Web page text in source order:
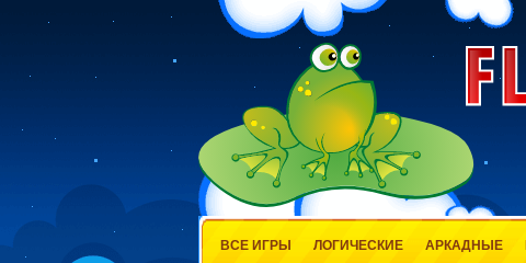
ВСЕ ИГРЫ ЛОГИЧЕСКИЕ АРКАДНЫЕ